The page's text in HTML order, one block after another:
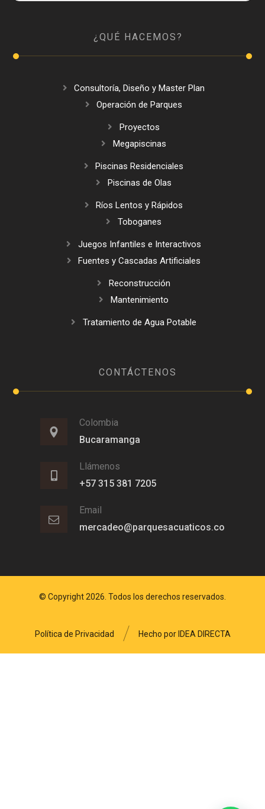
¿QUÉ HACEMOS?
Consultoría, Diseño y Master Plan
Operación de Parques
Proyectos
Megapiscinas
Piscinas Residenciales
Piscinas de Olas
Ríos Lentos y Rápidos
Toboganes
Juegos Infantiles e Interactivos
Fuentes y Cascadas Artificiales
Reconstrucción
Mantenimiento
Tratamiento de Agua Potable
CONTÁCTENOS
Colombia
Bucaramanga
Llámenos
+57 315 381 7205
Email
mercadeo@parquesacuaticos.co
© Copyright 2026. Todos los derechos reservados.
Hecho por IDEA DIRECTA
Política de Privacidad